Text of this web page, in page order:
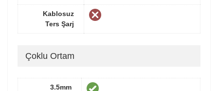
Kablosuz
Ters Şarj
Çoklu Ortam
3.5mm